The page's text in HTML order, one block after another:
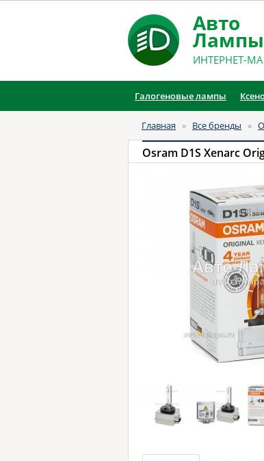
Авто
Лампы
ИНТЕРНЕТ-
Галогеновые лампы
Главная » Все бренды »
Osram D1S Xenarc